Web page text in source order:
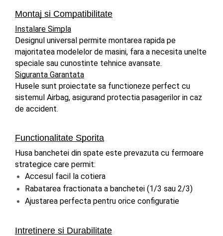
Montaj si Compatibilitate
Instalare Simpla
Designul universal permite montarea rapida pe
majoritatea modelelor de masini, fara a necesita unelte
speciale sau cunostinte tehnice avansate.
Siguranta Garantata
Husele sunt proiectate sa functioneze perfect cu
sistemul Airbag, asigurand protectia pasagerilor in caz
de accident.
Functionalitate Sporita
Husa banchetei din spate este prevazuta cu fermoare
strategice care permit:
Accesul facil la cotiera
Rabatarea fractionata a banchetei (1/3 sau 2/3)
Ajustarea perfecta pentru orice configuratie
Intretinere si Durabilitate